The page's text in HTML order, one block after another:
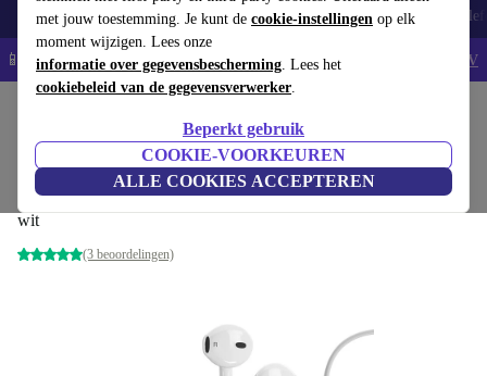
met jouw toestemming. Je kunt de cookie-instellingen op elk
moment wijzigen. Lees onze
informatie over gegevensbescherming. Lees het
cookiebeleid van de gegevensverwerker.
Beperkt gebruik
COOKIE-VOORKEUREN
ALLE COOKIES ACCEPTEREN
Smartphones Laptops Tablets Smartwatches Accessoires
📱5% EXTRA korting op alle iPhones – Code: IPHONEDEAL - AV
USB-C bedrade oortelefoon met
microfoon en volumeregeling
wit
(3 beoordelingen)
€ 21,99